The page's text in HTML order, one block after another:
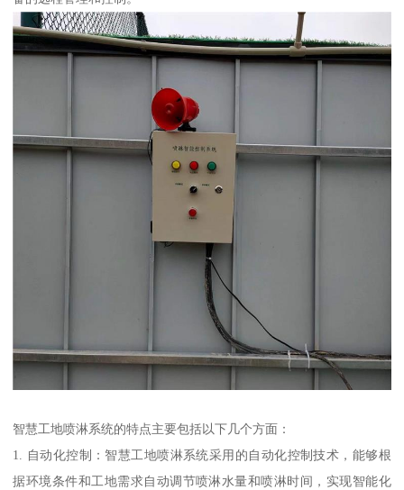
智慧工地喷淋系统的特点主要包括以下几个方面：
1. 自动化控制：智慧工地喷淋系统采用的自动化控制技术，能够根
据环境条件和工地需求自动调节喷淋水量和喷淋时间，实现智能化